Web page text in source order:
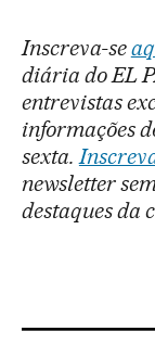
Inscreva-se
diária do EL
entrevistas
informações
sexta.
newsletter
destaques da